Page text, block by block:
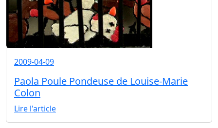
2009-04-09
Paola Poule Pondeuse de Louise-Marie
Colon
Lire l'article